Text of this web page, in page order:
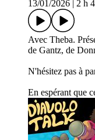
13/01/2026
2 h
Avec Theba.
de Gantz, de
N'hésitez pas à
En espérant que